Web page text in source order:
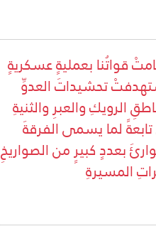
قواتُنا بعمليةٍ عسكريةٍ
تحشيداتَ العدوِّ
الرويكِ والعبرِ والثنيةِ
لما يسمى الفرقةَ
بعددٍ كبيرٍ من الصواريخِ
المسيرةِ